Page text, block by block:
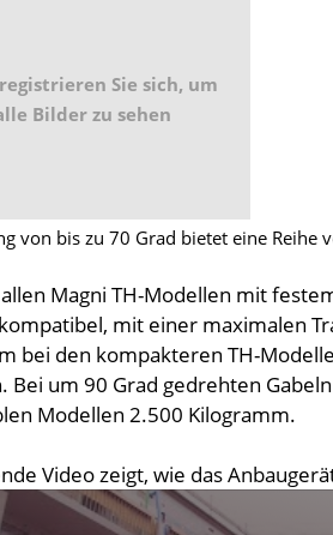
Sie sich, um
Bilder zu sehen
von bis zu 70 Grad bietet eine Reihe
Magni TH-Modellen mit
mit einer maximalen
bei den kompakteren TH-
Bei um 90 Grad gedrehten
Modellen 2.500 Kilogramm.
Video zeigt, wie das